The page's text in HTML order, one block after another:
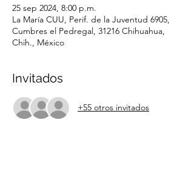
25 sep 2024, 8:00 p.m.
La María CUU, Perif. de la Juventud 6905,
Cumbres el Pedregal, 31216 Chihuahua,
Chih., México
Invitados
+55 otros invitados